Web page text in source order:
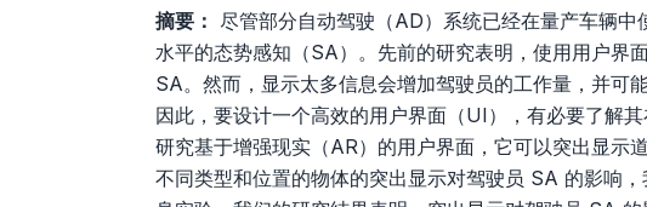
摘要： 尽管部分自动驾驶（AD）系统已经在量产车辆
水平的态势感知（SA）。先前的研究表明，使用用户界
SA。然而，显示太多信息会增加驾驶员的工作量，并可
因此，要设计一个高效的用户界面（UI），有必要了解
研究基于增强现实（AR）的用户界面，它可以突出显示
不同类型和位置的物体的突出显示对驾驶员 SA 的影响